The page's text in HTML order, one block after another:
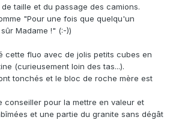
taille et du passage des camions.
"Pour une fois que quelqu'un
Madame !" (:-))
cette fluo avec de jolis petits cubes en
(curieusement loin des tas...).
tonchés et le bloc de roche mère est
conseiller pour la mettre en valeur et
et une partie du granite sans dégât